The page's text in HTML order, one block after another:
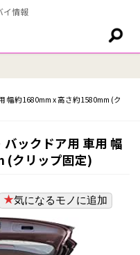
イ情報
幅約1680mm x 高さ約1580mm (ク
ックドア用 車用 幅
(クリップ固定)
気になるモノに追加